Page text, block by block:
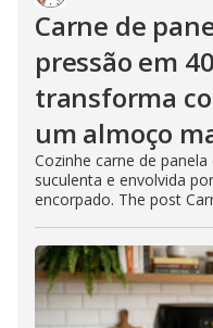
Carne de
pressão em
transforma
um almoço
Cozinhe carne de
suculenta e envolvida
encorpado. The post